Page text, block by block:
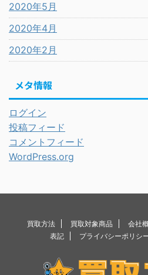
2020年5月
2020年4月
2020年2月
メタ情報
ログイン
投稿フィード
コメントフィード
WordPress.org
買取方法 買取対象商品 会社
表記
プライバシーポリシ